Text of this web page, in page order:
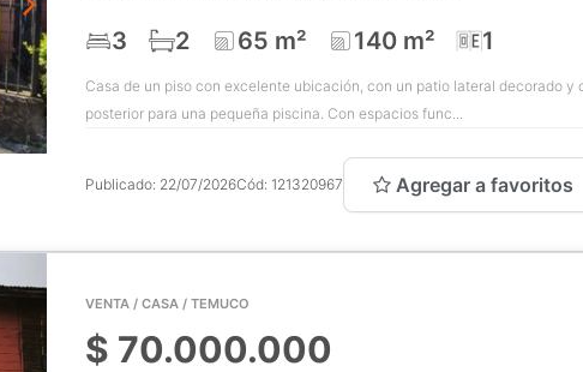
3 2 65 m² 140 m² 1
Casa de un piso con excelente ubicación, con un patio lateral decorado y
posterior para una pequeña piscina. Con espacios func...
Publicado: 22/07/2026Cód: 121320967 Agregar a favoritos
VENTA / CASA / TEMUCO
$ 70.000.000